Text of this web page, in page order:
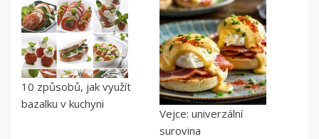
10 způsobů, jak využít
bazalku v kuchyni
Vejce: univerzální
surovina